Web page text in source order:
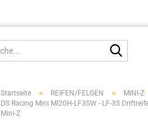
Startseite » REIFEN/FELGEN » MINI-Z
DS Racing Mini MI20H-LF3SW - LF-3S
Mini-Z